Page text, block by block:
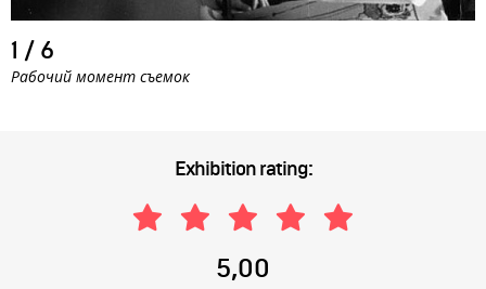
1 / 6
Рабочий момент съемок
Exhibition rating:
5,00